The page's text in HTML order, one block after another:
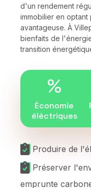
d'un rendement
immobilier en
avantageuse. À
bienfaits de
transition
%
Économie
éléctriques
Produire de
Préserver
emprunte